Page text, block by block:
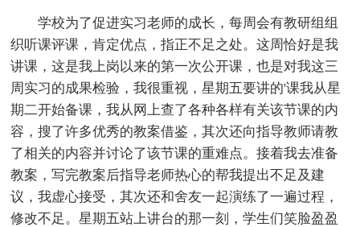
学校为了促进实习老师的成长，每周会有教研组组
织听课评课，肯定优点，指正不足之处。这周恰好是我
讲课，这是我上岗以来的第一次公开课，也是对我这三
周实习的成果检验，我很重视，星期五要讲的'课我从星
期二开始备课，我从网上查了各种各样有关该节课的内
容，搜了许多优秀的教案借鉴，其次还向指导教师请教
了相关的内容并讨论了该节课的重难点。接着我去准备
教案，写完教案后指导老师热心的帮我提出不足及建
议，我虚心接受，其次还和舍友一起演练了一遍过程，
修改不足。星期五站上讲台的那一刻，学生们笑脸盈盈